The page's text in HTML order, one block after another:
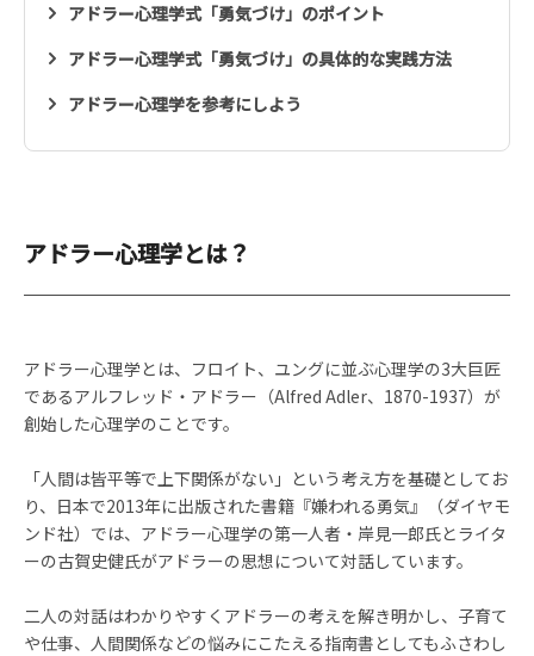
アドラー心理学式「勇気づけ」のポイント
アドラー心理学式「勇気づけ」の具体的な実践方法
アドラー心理学を参考にしよう
アドラー心理学とは？
アドラー心理学とは、フロイト、ユングに並ぶ心理学の3大巨匠
であるアルフレッド・アドラー（Alfred Adler、1870-1937）が
創始した心理学のことです。
「人間は皆平等で上下関係がない」という考え方を基礎としてお
り、日本で2013年に出版された書籍『嫌われる勇気』（ダイヤモ
ンド社）では、アドラー心理学の第一人者・岸見一郎氏とライタ
ーの古賀史健氏がアドラーの思想について対話しています。
二人の対話はわかりやすくアドラーの考えを解き明かし、子育て
や仕事、人間関係などの悩みにこたえる指南書としてもふさわし